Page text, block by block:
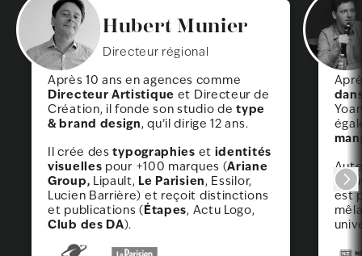
Hubert Munier
Directeur régional
Après 10 ans en agences comme
Directeur Artistique et Directeur de
Création, il fonde son studio detype
& brand design, qu’il dirige 12 ans.
Il crée destypographies et identités
visuelles pour +100 marques (Ariane
Group, Lipault, Le Parisien, Essilor,
Lucien Barrière) et reçoit distinctions
et publications (Étapes, Actu Logo,
Club des DA).
est